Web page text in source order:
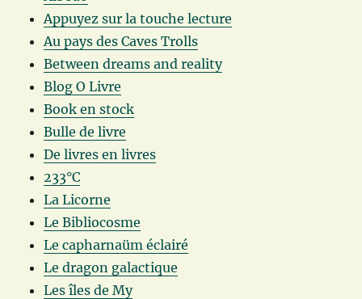
Appuyez sur la touche lecture
Au pays des Caves Trolls
Between dreams and reality
Blog O Livre
Book en stock
Bulle de livre
De livres en livres
233°C
La Licorne
Le Bibliocosme
Le capharnaüm éclairé
Le dragon galactique
Les îles de My